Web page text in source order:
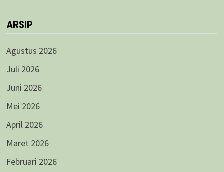
ARSIP
Agustus 2026
Juli 2026
Juni 2026
Mei 2026
April 2026
Maret 2026
Februari 2026